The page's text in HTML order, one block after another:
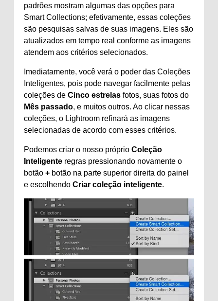
padrões mostram algumas das opções para
Smart Collections; efetivamente, essas coleções
são pesquisas salvas de suas imagens. Eles são
atualizados em tempo real conforme as imagens
atendem aos critérios selecionados.
Imediatamente, você verá o poder das Coleções
Inteligentes, pois pode navegar facilmente pelas
coleções de Cinco estrelas fotos, suas fotos do
Mês passado, e muitos outros. Ao clicar nessas
coleções, o Lightroom refinará as imagens
selecionadas de acordo com esses critérios.
Podemos criar o nosso próprio Coleção
Inteligente regras pressionando novamente o
botão + botão na parte superior direita do painel
e escolhendo Criar coleção inteligente.